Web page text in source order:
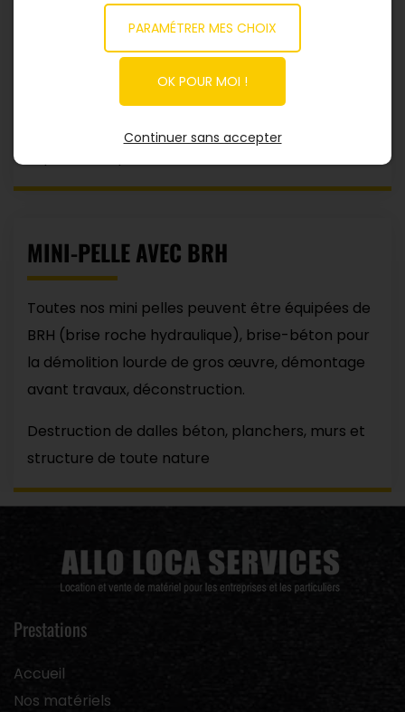
Découpe et destruction de dalles béton,
planchers, fondations, murs et structures de
Percement de trous traversants dans le béton,
MINI-PELLE AVEC BRH
Toutes nos mini pelles peuvent être équipées de
BRH (brise roche hydraulique), brise-béton pour
la démolition lourde de gros œuvre, démontage
avant travaux, déconstruction.
Destruction de dalles béton, planchers, murs et
structure de toute nature
Prestations
Accueil
Nos matériels
PARAMÉTRER MES CHOIX
OK POUR MOI !
Continuer sans accepter